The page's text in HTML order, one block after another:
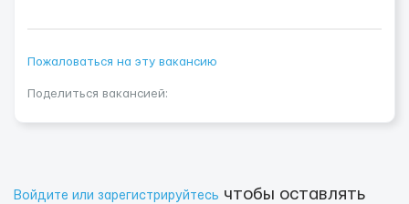
Пожаловаться на эту вакансию
Поделиться вакансией:
Войдите или зарегистрируйтесь чтобы оставлять